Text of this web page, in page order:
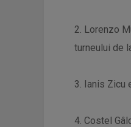
2. Lorenzo
turneului de
3. Ianis Zicu
4. Costel